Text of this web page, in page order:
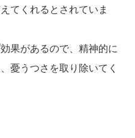
てくれるとされていま
果があるので、精神的に
憂うつさを取り除いてく